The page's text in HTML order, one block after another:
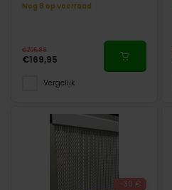
Nog 8 op voorraad
€206,88
€169,95
Vergelijk
-30 €